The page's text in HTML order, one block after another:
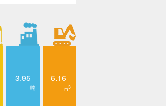
3.95
吨
5.16
m3